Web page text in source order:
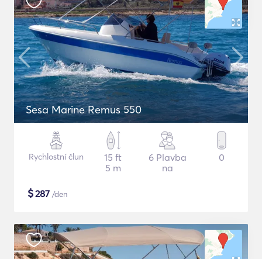
Sesa Marine Remus 550
Rychlostní člun
15 ft
5 m
6 Plavba
na
0
$287 /den